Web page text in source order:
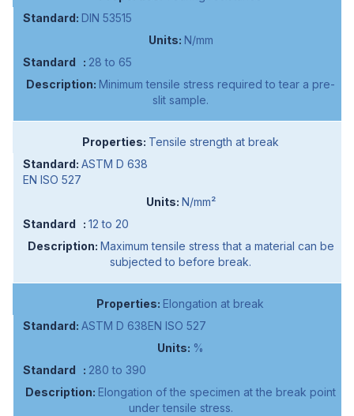
DIN 53515
N/mm
28 to 65
Minimum tensile stress required to tear a pre-
slit sample.
Tensile strength at break
ASTM D 638
EN ISO 527
N/mm²
12 to 20
Maximum tensile stress that a material can be
subjected to before break.
Elongation at break
ASTM D 638EN ISO 527
%
280 to 390
Elongation of the specimen at the break point
under tensile stress.